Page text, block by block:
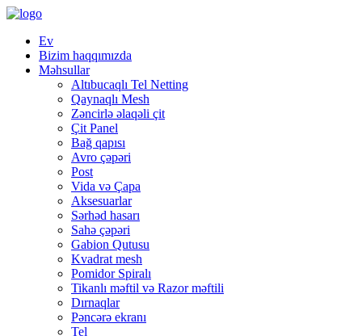
Ev
Bizim haqqımızda
Məhsullar
Altıbucaqlı Tel Netting
Qaynaqlı Mesh
Zəncirlə əlaqəli çit
Çit Panel
Bağ qapısı
Avro çəpəri
Post
Vida və Çapa
Aksesuarlar
Sərhəd hasarı
Sahə çəpəri
Gabion Qutusu
Kvadrat mesh
Pomidor Spiralı
Tikanlı məftil və Razor məftili
Dırnaqlar
Pəncərə ekranı
Tel